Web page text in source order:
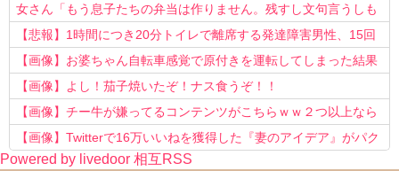
ｗｗｗｗ
女さん「もう息子たちの弁当は作りません。残すし文句言うしも
う知らない！」
【悲報】1時間につき20分トイレで離席する発達障害男性、15回
以上転職を重ねてしまう
【画像】お婆ちゃん自転車感覚で原付きを運転してしまった結果
www
【画像】よし！茄子焼いたぞ！ナス食うぞ！！
【画像】チー牛が嫌ってるコンテンツがこちらｗｗ２つ以上なら
確定ｗｗ
【画像】Twitterで16万いいねを獲得した『妻のアイデア』がパク
リで草www
Powered by livedoor 相互RSS